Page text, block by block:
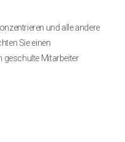
und alle andere
Sie einen
geschulte Mitarbeiter